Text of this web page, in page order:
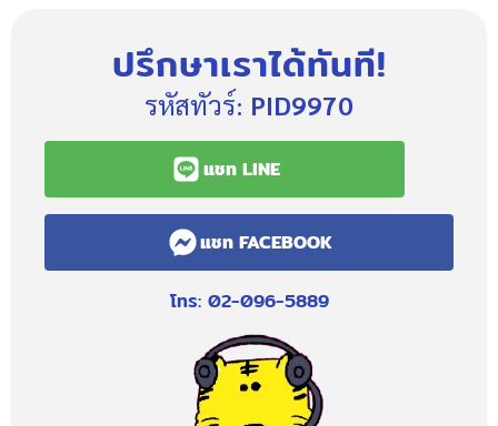
ปรึกษาเราได้ทันที!
รหัสทัวร์: PID9970
แชท LINE
แชท FACEBOOK
โทร: 02-096-5889